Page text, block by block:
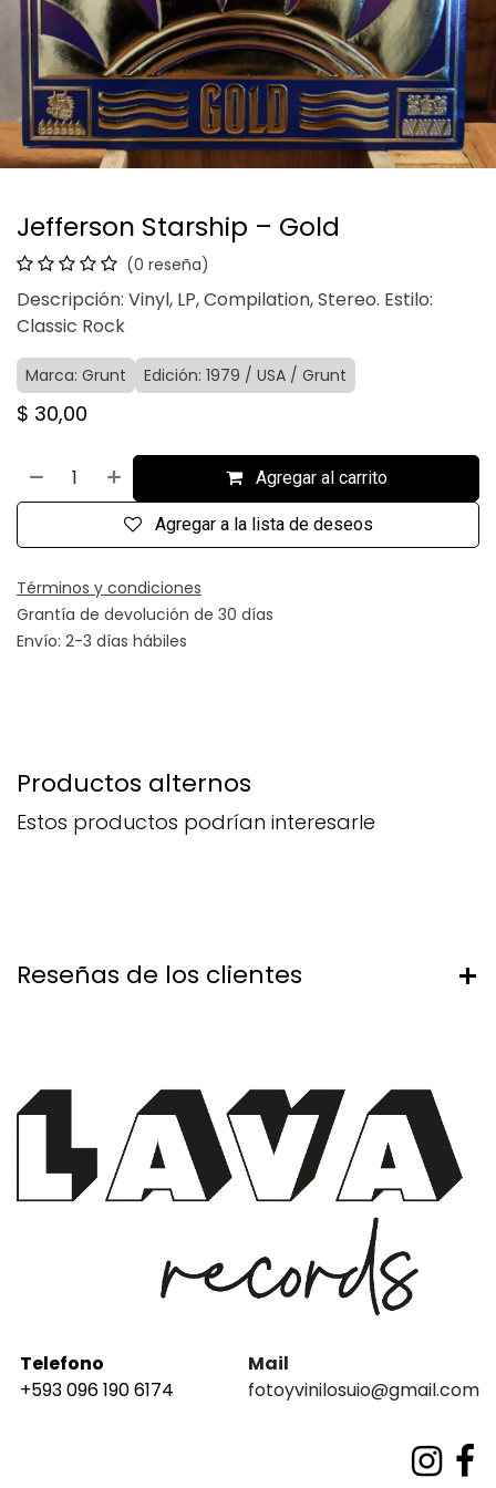
Jefferson Starship – Gold
(0 reseña)
Descripción: Vinyl, LP, Compilation, Stereo. Estilo:
Classic Rock
Marca: Grunt Edición: 1979 / USA / Grunt
$ 30,00
Agregar al carrito
Agregar a la lista de deseos
Términos y condiciones
Grantía de devolución de 30 días
Envío: 2-3 días hábiles
Productos alternos
Estos productos podrían interesarle
Reseñas de los clientes
Telefono
+593 096 190 6174
Mail
fotoyvinilosuio@gmail.com